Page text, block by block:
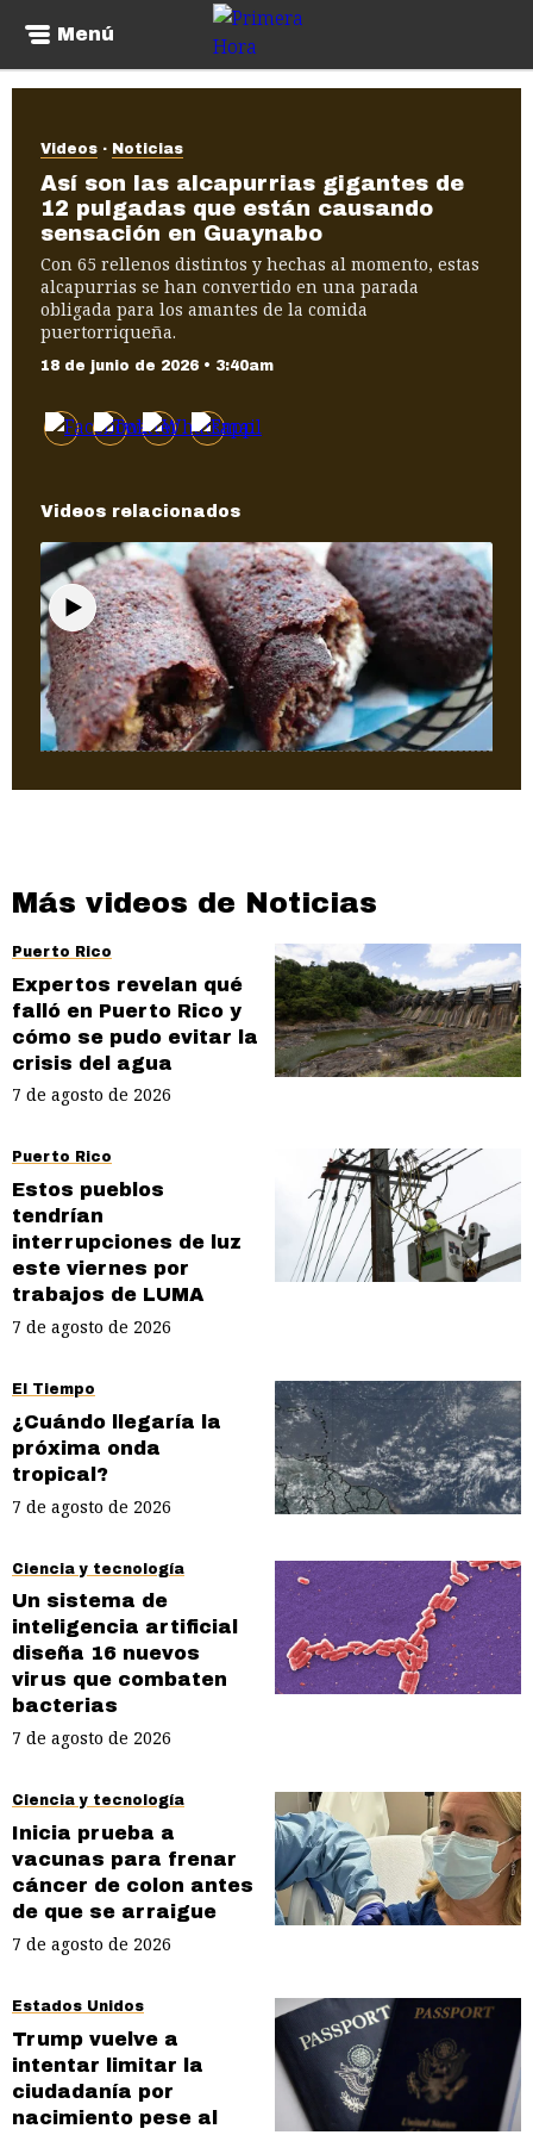
Menú
Videos Noticias
Así son las alcapurrias gigantes de
12 pulgadas que están causando
sensación en Guaynabo
Con 65 rellenos distintos y hechas al momento, estas
alcapurrias se han convertido en una parada
obligada para los amantes de la comida
puertorriqueña.
18 de junio de 2026 • 3:40am
Videos relacionados
Puerto Rico
Así son las alcapurrias gigantes de 12
pulgadas que están causando sensación
en Guaynabo
Más videos de Noticias
Puerto Rico
Expertos revelan qué
falló en Puerto Rico y
cómo se pudo evitar la
crisis del agua
7 de agosto de 2026
Puerto Rico
Estos pueblos
tendrían
interrupciones de luz
este viernes por
trabajos de LUMA
7 de agosto de 2026
El Tiempo
¿Cuándo llegaría la
próxima onda
tropical?
7 de agosto de 2026
Ciencia y tecnología
Un sistema de
inteligencia artificial
diseña 16 nuevos
virus que combaten
bacterias
7 de agosto de 2026
Ciencia y tecnología
Inicia prueba a
vacunas para frenar
cáncer de colon antes
de que se arraigue
7 de agosto de 2026
Estados Unidos
Trump vuelve a
intentar limitar la
ciudadanía por
nacimiento pese al